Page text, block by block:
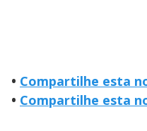
• Compartilhe esta
• Compartilhe esta